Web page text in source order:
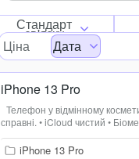
Стандарт
зв'язку
Ціна Дата
iPhone 13 Pro
Телефон у відмінному
справні. • iCloud чистий •
85% Рідний У комплекті з
0969674044
iPhone 13 Pro